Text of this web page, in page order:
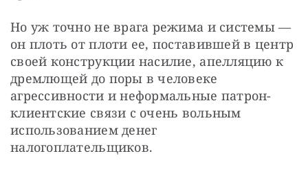
Но уж точно не врага режима и системы —
он плоть от плоти ее, поставившей в центр
своей конструкции насилие, апелляцию к
дремлющей до поры в человеке
агрессивности и неформальные патрон-
клиентские связи с очень вольным
использованием денег
налогоплательщиков.